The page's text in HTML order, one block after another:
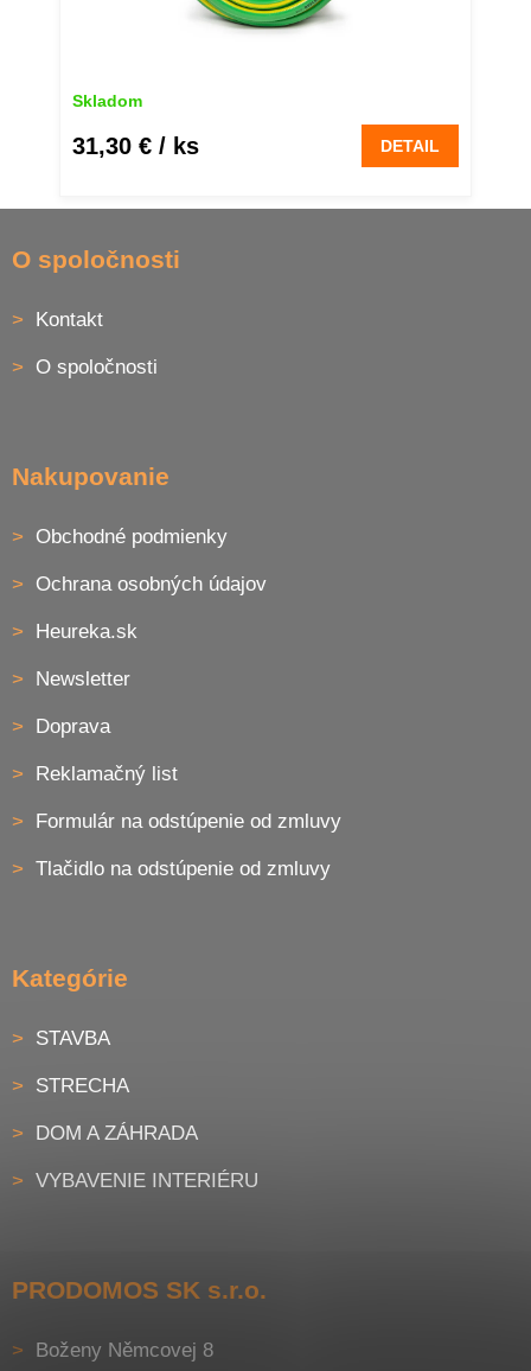
Skladom
31,30 € / ks DETAIL
O spoločnosti
Kontakt
O spoločnosti
Nakupovanie
Obchodné podmienky
Ochrana osobných údajov
Heureka.sk
Newsletter
Doprava
Reklamačný list
Formulár na odstúpenie od zmluvy
Tlačidlo na odstúpenie od zmluvy
Kategórie
STAVBA
STRECHA
DOM A ZÁHRADA
VYBAVENIE INTERIÉRU
PRODOMOS SK s.r.o.
Boženy Němcovej 8